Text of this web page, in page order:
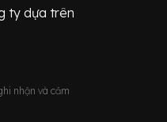
ty dựa trên
nhận và cảm